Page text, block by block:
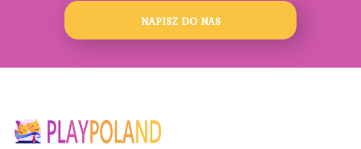
NAPISZ DO NAS